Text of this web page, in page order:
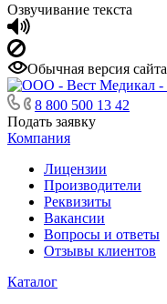
Озвучивание текста
Обычная версия сайта
8 800 500 13 42
Подать заявку
Компания
Лицензии
Производители
Реквизиты
Вакансии
Вопросы и ответы
Отзывы клиентов
Каталог